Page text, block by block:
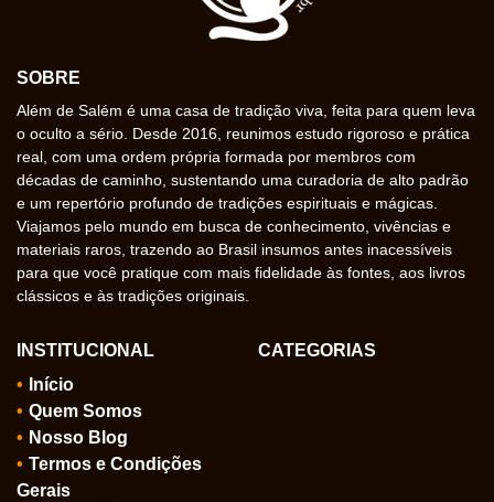
SOBRE
Além de Salém é uma casa de tradição viva, feita para quem leva
o oculto a sério. Desde 2016, reunimos estudo rigoroso e prática
real, com uma ordem própria formada por membros com
décadas de caminho, sustentando uma curadoria de alto padrão
e um repertório profundo de tradições espirituais e mágicas.
Viajamos pelo mundo em busca de conhecimento, vivências e
materiais raros, trazendo ao Brasil insumos antes inacessíveis
para que você pratique com mais fidelidade às fontes, aos livros
clássicos e às tradições originais.
INSTITUCIONAL
Início
Quem Somos
Nosso Blog
Termos e Condições
Gerais
CATEGORIAS